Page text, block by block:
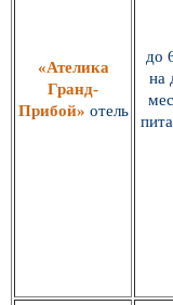
«Ателика
Гранд-
Прибой» отель
до
на